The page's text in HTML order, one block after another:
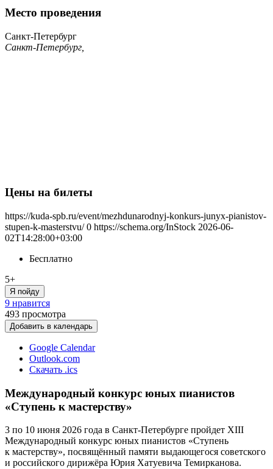
Место проведения
Санкт-Петербург
Санкт-Петербург,
Цены на билеты
https://kuda-spb.ru/event/mezhdunarodnyj-konkurs-junyx-pianistov-
stupen-k-masterstvu/ 0 https://schema.org/InStock 2026-06-
02T14:28:00+03:00
Бесплатно
5+
Я пойду
9 нравится
493 просмотра
Добавить в календарь
Google Calendar
Outlook.com
Скачать .ics
Международный конкурс юных пианистов
«Ступень к мастерству»
3 по 10 июня 2026 года в Санкт-Петербурге пройдет XIII
Международный конкурс юных пианистов «Ступень
к мастерству», посвящённый памяти выдающегося советского
и российского дирижёра Юрия Хатуевича Темирканова.